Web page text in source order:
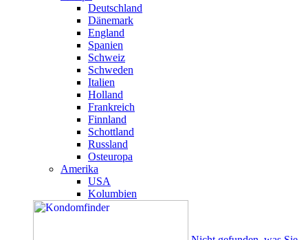
Deutschland
Dänemark
England
Spanien
Schweiz
Schweden
Italien
Holland
Frankreich
Finnland
Schottland
Russland
Osteuropa
Amerika
USA
Kolumbien